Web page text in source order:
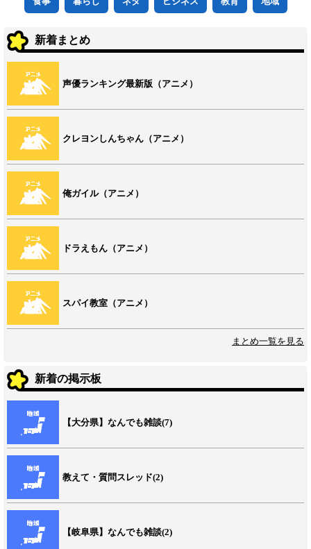
新着まとめ
声優ランキング最新版（アニメ）
クレヨンしんちゃん（アニメ）
俺ガイル（アニメ）
ドラえもん（アニメ）
スパイ教室（アニメ）
まとめ一覧を見る
新着の掲示板
【大分県】なんでも雑談(7)
教えて・質問スレッド(2)
【岐阜県】なんでも雑談(2)